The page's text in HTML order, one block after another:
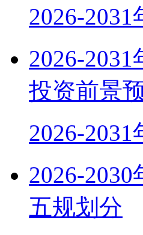
2026-
2026-
投资前景
2026-
2026-
五规划分